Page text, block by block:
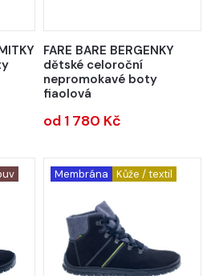
FARE BARE BERGENKY
dětské celoroční
nepromokavé boty
fiaolová
od 1 780 Kč
Membrána Kůže / textil